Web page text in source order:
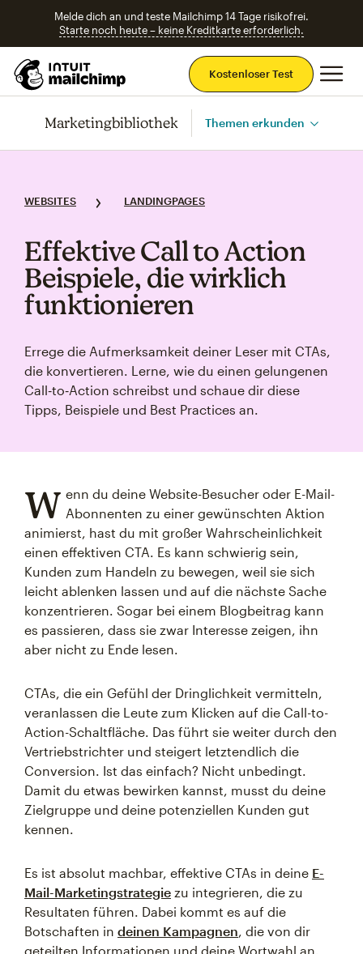
Melde dich an und teste Mailchimp 14 Tage risikofrei.
Starte noch heute – keine Kreditkarte erforderlich.
Kostenloser Test
Marketingbibliothek Themen erkunden
WEBSITES LANDINGPAGES
Effektive Call to Action
Beispiele, die wirklich
funktionieren
Errege die Aufmerksamkeit deiner Leser mit CTAs,
die konvertieren. Lerne, wie du einen gelungenen
Call‑to‑Action schreibst und schaue dir diese
Tipps, Beispiele und Best Practices an.
W enn du deine Website-Besucher oder E-Mail-
Abonnenten zu einer gewünschten Aktion
animierst, hast du mit großer Wahrscheinlichkeit
einen effektiven CTA. Es kann schwierig sein,
Kunden zum Handeln zu bewegen, weil sie sich
leicht ablenken lassen und auf die nächste Sache
konzentrieren. Sogar bei einem Blogbeitrag kann
es passieren, dass sie zwar Interesse zeigen, ihn
aber nicht zu Ende lesen.
CTAs, die ein Gefühl der Dringlichkeit vermitteln,
veranlassen die Leute zum Klicken auf die Call-to-
Action-Schaltfläche. Das führt sie weiter durch den
Vertriebstrichter und steigert letztendlich die
Conversion. Ist das einfach? Nicht unbedingt.
Damit du etwas bewirken kannst, musst du deine
Zielgruppe und deine potenziellen Kunden gut
kennen.
Es ist absolut machbar, effektive CTAs in deine E-
Mail-Marketingstrategie zu integrieren, die zu
Resultaten führen. Dabei kommt es auf die
Botschaften in deinen Kampagnen, die von dir
geteilten Informationen und deine Wortwahl an.